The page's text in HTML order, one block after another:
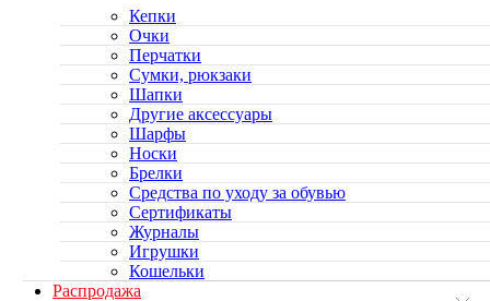
Кепки
Очки
Перчатки
Сумки, рюкзаки
Шапки
Другие аксессуары
Шарфы
Носки
Брелки
Средства по уходу за обувью
Сертификаты
Журналы
Игрушки
Кошельки
Распродажа